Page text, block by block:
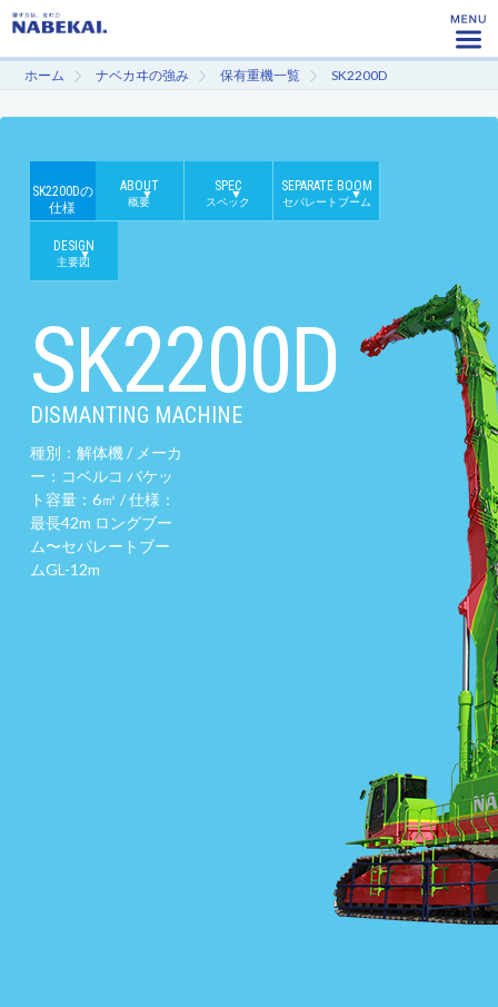
ホーム ナベカヰの強み 保有重機一覧 SK2200D
SK2200Dの
仕様
ABOUT
概要
SPEC
スペック
SEPARATE BOOM
セパレートブーム
DESIGN
主要図
SK2200D
DISMANTING MACHINE
種別：解体機 / メーカ
ー：コベルコ バケッ
ト容量：6㎥ / 仕様：
最長42m ロングブー
ム〜セパレートブー
ムGL-12m